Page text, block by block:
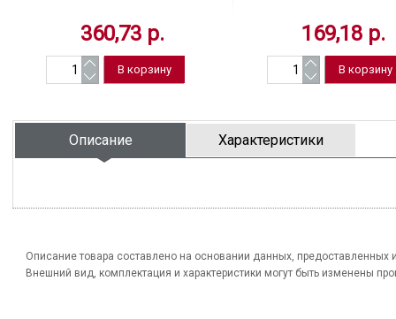
360,73 р. 169,18 р.
Описание Характеристики
Описание товара составлено на основании данных, предоставленных
Внешний вид, комплектация и характеристики могут быть изменены